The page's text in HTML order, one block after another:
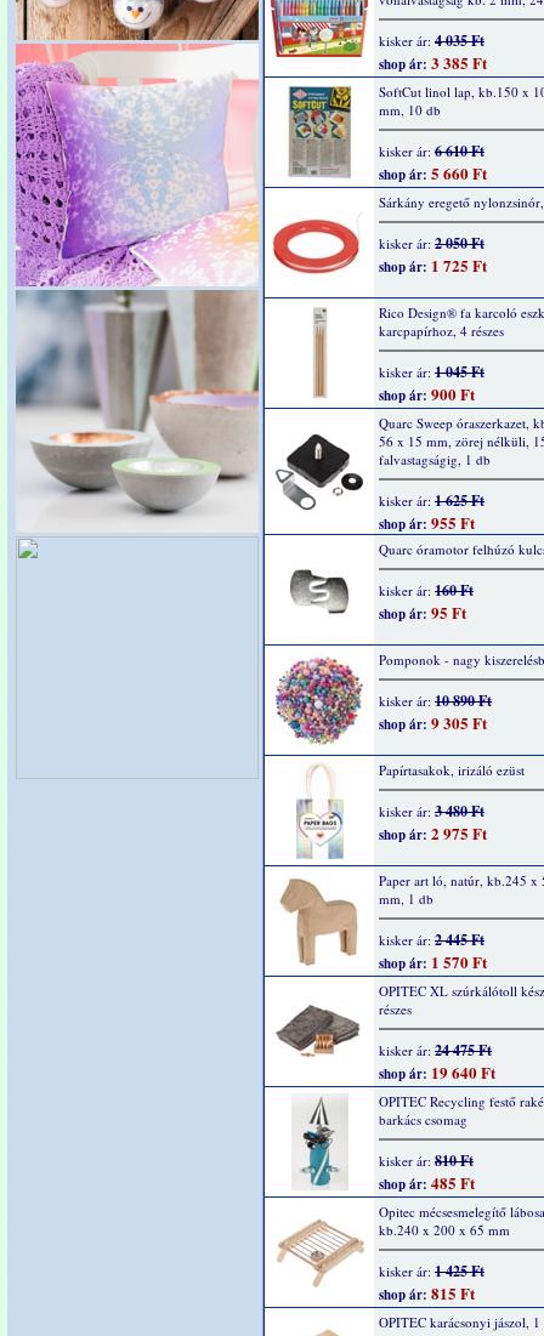
kisker ár: 4 035 Ft
shop ár: 3 385 Ft
SoftCut linol lap, kb.150 x
mm, 10 db
kisker ár: 6 610 Ft
shop ár: 5 660 Ft
Sárkány eregető
kisker ár: 2 050 Ft
shop ár: 1 725 Ft
Rico Design® fa karcoló
karcpapírhoz, 4 részes
kisker ár: 1 045 Ft
shop ár: 900 Ft
Quarc Sweep óraszerkazet,
56 x 15 mm, zörej nélküli,
falvastagságig, 1 db
kisker ár: 1 625 Ft
shop ár: 955 Ft
Quarc óramotor felhúzó
kisker ár: 160 Ft
shop ár: 95 Ft
Pomponok - nagy
kisker ár: 10 890 Ft
shop ár: 9 305 Ft
Papírtasakok, irizáló ezüst
kisker ár: 3 480 Ft
shop ár: 2 975 Ft
Paper art ló, natúr, kb.245 x
mm, 1 db
kisker ár: 2 445 Ft
shop ár: 1 570 Ft
OPITEC XL szúrkálótoll
részes
kisker ár: 24 475 Ft
shop ár: 19 640 Ft
OPITEC Recycling festő
barkács csomag
kisker ár: 810 Ft
shop ár: 485 Ft
Opitec mécsesmelegítő
kb.240 x 200 x 65 mm
kisker ár: 1 425 Ft
shop ár: 815 Ft
OPITEC karácsonyi jászol, 1